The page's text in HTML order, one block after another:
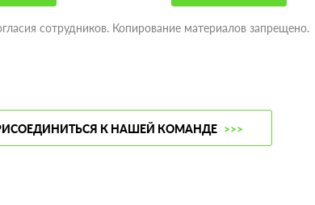
сотрудников. Копирование материалов запрещено.
К НАШЕЙ КОМАНДЕ >>>